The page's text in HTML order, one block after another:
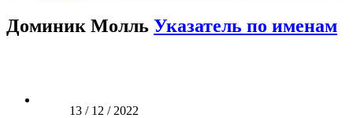
Доминик Молль Указатель по именам
13 / 12 / 2022